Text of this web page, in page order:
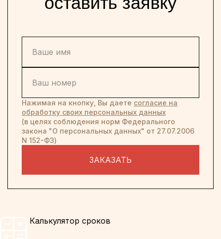
Нажимая на кнопку, Вы даете согласие на
обработку своих персональных данных
(в целях соблюдения норм Федерального
закона "О персональных данных" от 27.07.2006
N 152-ФЗ)
ЗАКАЗАТЬ
Калькулятор сроков